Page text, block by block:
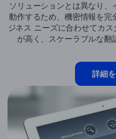
ソリューションとは異なり
動作するため、機密情報を
ジネス ニーズに合わせてカ
が高く、スケーラブルな翻
詳細